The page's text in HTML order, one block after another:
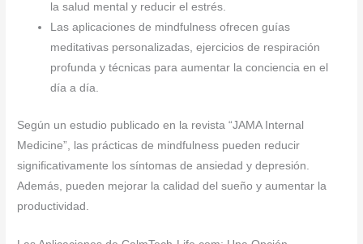
la salud mental y reducir el estrés.
Las aplicaciones de mindfulness ofrecen guías
meditativas personalizadas, ejercicios de respiración
profunda y técnicas para aumentar la conciencia en el
día a día.
Según un estudio publicado en la revista “JAMA Internal
Medicine”, las prácticas de mindfulness pueden reducir
significativamente los síntomas de ansiedad y depresión.
Además, pueden mejorar la calidad del sueño y aumentar la
productividad.